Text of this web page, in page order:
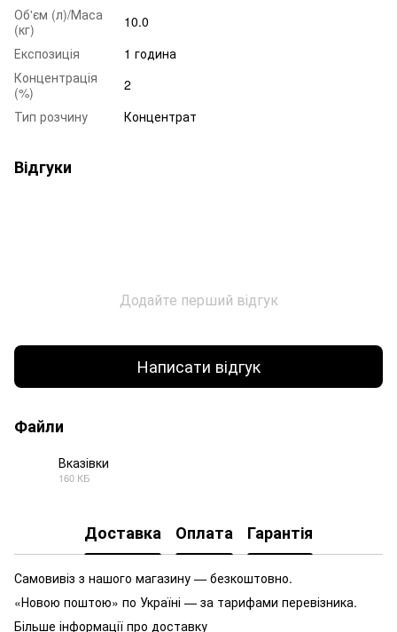
Об'єм (л)/Маса
(кг)
10.0
Експозиція
1 година
Концентрація
(%)
2
Тип розчину
Концентрат
Відгуки
Додайте перший відгук
Написати відгук
Файли
Вказівки
160 КБ
Доставка Оплата Гарантія
Самовивіз з нашого магазину — безкоштовно.
«Новою поштою» по Україні — за тарифами перевізника.
Більше інформації про доставку